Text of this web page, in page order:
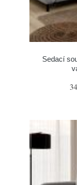
Sedací